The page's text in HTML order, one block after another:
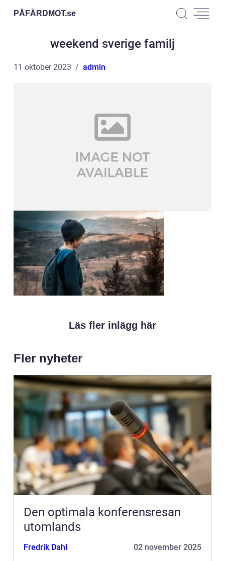
PÅFÄRDMOT.se
weekend sverige familj
11 oktober 2023 admin
Läs fler inlägg här
Fler nyheter
Den optimala konferensresan
utomlands
Fredrik Dahl 02 november 2025